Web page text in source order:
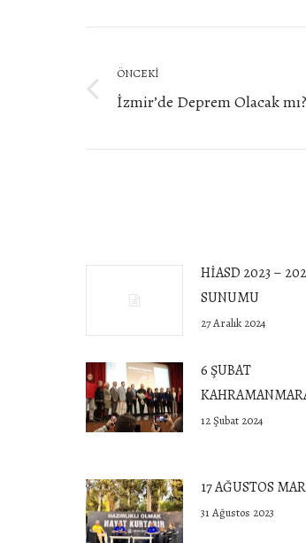
navigation
ÖNCEKI
Önceki
İzmir’de Deprem Olacak mı?
HİASD 2023 –
SUNUMU
27 Aralık 2024
6 ŞUBAT
12 Şubat 2024
17 AĞUSTOS
31 Ağustos 2023